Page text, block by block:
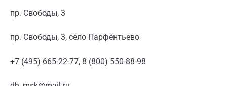
пр. Свободы, 3
пр. Свободы, 3, село Парфентьево
+7 (495) 665-22-77, 8 (800) 550-88-98